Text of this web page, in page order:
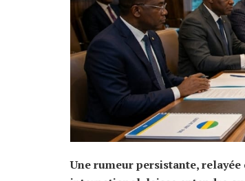
Une rumeur persistante,